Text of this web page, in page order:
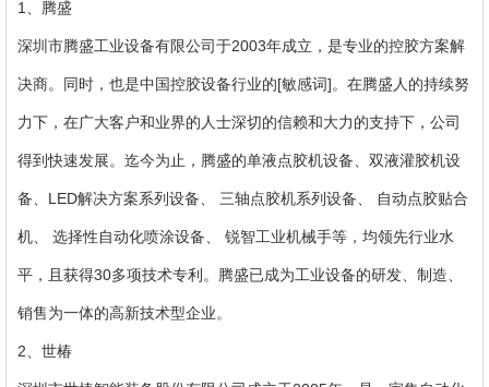
1、腾盛
深圳市腾盛工业设备有限公司于2003年成立，是专业的控胶方案解
决商。同时，也是中国控胶设备行业的[敏感词]。在腾盛人的持续努
力下，在广大客户和业界的人士深切的信赖和大力的支持下，公司
得到快速发展。迄今为止，腾盛的单液点胶机设备、双液灌胶机设
备、LED解决方案系列设备、 三轴点胶机系列设备、 自动点胶贴合
机、 选择性自动化喷涂设备、 锐智工业机械手等，均领先行业水
平，且获得30多项技术专利。腾盛已成为工业设备的研发、制造、
销售为一体的高新技术型企业。
2、世椿